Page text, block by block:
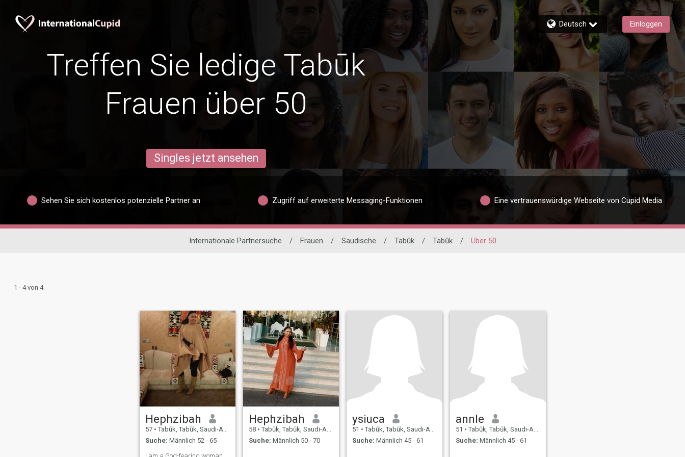
Deutsch Einloggen
Treffen Sie ledige Tabūk
Frauen über 50
Singles jetzt ansehen
Sehen Sie sich kostenlos potenzielle Partner an Zugriff auf erweiterte Messaging-Funktionen Eine vertrauenswürdige Webseite von Cupid Media
Internationale Partnersuche / Frauen / Saudische / Tabūk / Tabūk / Über 50
1 - 4 von 4
Hephzibah
57 • Tabūk, Tabūk, Saudi-Arabien
Suche: Männlich 52 - 65
Hephzibah
58 • Tabūk, Tabūk, Saudi-Arabien
Suche: Männlich 50 - 70
ysiuca
51 • Tabūk, Tabūk, Saudi-Arabien
Suche: Männlich 45 - 61
annle
51 • Tabūk, Tabūk, Saudi-Arabien
Suche: Männlich 45 - 61